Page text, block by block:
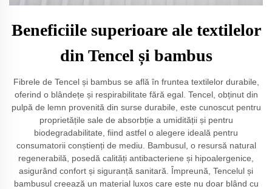
Beneficiile superioare ale textilelor
din Tencel și bambus
Fibrele de Tencel și bambus se află în fruntea textilelor durabile,
oferind o blândețe și respirabilitate fără egal. Tencel, obținut din
pulpă de lemn provenită din surse durabile, este cunoscut pentru
proprietățile sale de absorbție a umidității și pentru
biodegradabilitate, fiind astfel o alegere ideală pentru
consumatorii conștienți de mediu. Bambusul, o resursă natural
regenerabilă, posedă calități antibacteriene și hipoalergenice,
asigurând confort și siguranță sanitară. Împreună, Tencelul și
bambusul creează un material luxos care este nu doar blând cu